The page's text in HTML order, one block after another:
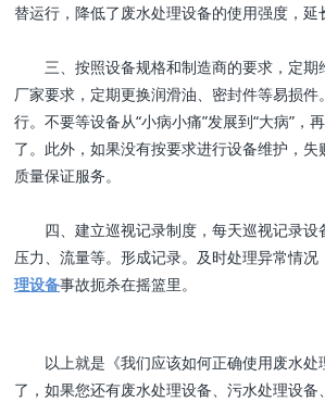
替运行，降低了废水处理设备的使用强度，延
三、按照设备规格和制造商的要求，定期
厂家要求，定期更换润滑油、密封件等易损件
行。不要等设备从“小病小痛”发展到“大病”，
了。此外，如果没有按要求进行设备维护，
质量保证服务。
四、建立巡视记录制度，每天巡视记录设
压力、流量等。形成记录。及时处理异常情况
理设备事故扼杀在摇篮里。
以上就是《我们应该如何正确使用废水处
了，如果您还有废水处理设备、污水处理设备